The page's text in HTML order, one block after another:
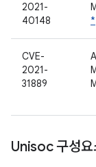
2021-
40148
*
CVE-
2021-
31889
Unisoc 구성요